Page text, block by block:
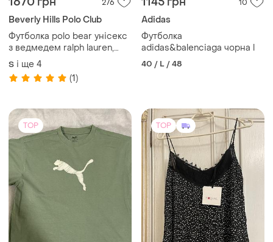
Puma
Жіноча оригінальна
футболка
M і ще 1
900 грн -12%
Топ шовковий мереживо
exuise
38 / M / 46